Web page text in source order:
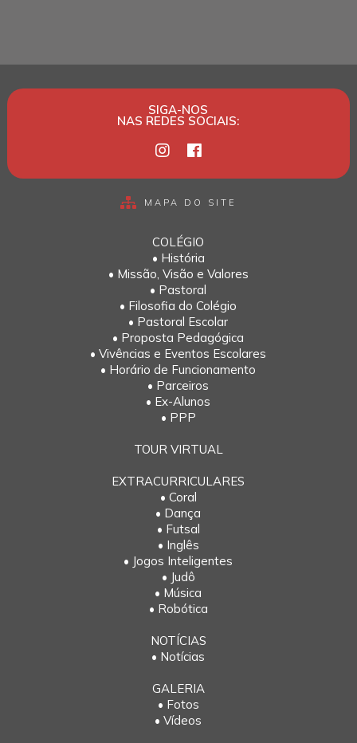
SIGA-NOS
NAS REDES SOCIAIS:
MAPA DO SITE
COLÉGIO
• História
• Missão, Visão e Valores
• Pastoral
• Filosofia do Colégio
• Pastoral Escolar
• Proposta Pedagógica
• Vivências e Eventos Escolares
• Horário de Funcionamento
• Parceiros
• Ex-Alunos
• PPP
TOUR VIRTUAL
EXTRACURRICULARES
• Coral
• Dança
• Futsal
• Inglês
• Jogos Inteligentes
• Judô
• Música
• Robótica
NOTÍCIAS
• Notícias
GALERIA
• Fotos
• Vídeos